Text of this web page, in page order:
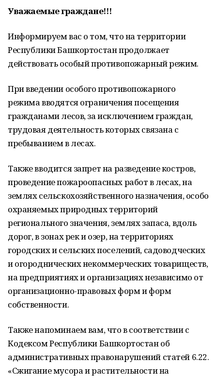
Уважаемые граждане!!!
Информируем вас о том, что на территории
Республики Башкортостан продолжает
действовать особый противопожарный режим.
При введении особого противопожарного
режима вводятся ограничения посещения
гражданами лесов, за исключением граждан,
трудовая деятельность которых связана с
пребыванием в лесах.
Также вводится запрет на разведение костров,
проведение пожароопасных работ в лесах, на
землях сельскохозяйственного назначения, особо
охраняемых природных территорий
регионального значения, землях запаса, вдоль
дорог, в зонах рек и озер, на территориях
городских и сельских поселений, садоводческих
и огороднических некоммерческих товариществ,
на предприятиях и организациях независимо от
организационно-правовых форм и форм
собственности.
Также напоминаем вам, что в соответствии с
Кодексом Республики Башкортостан об
административных правонарушений статей 6.22.
«Сжигание мусора и растительности на